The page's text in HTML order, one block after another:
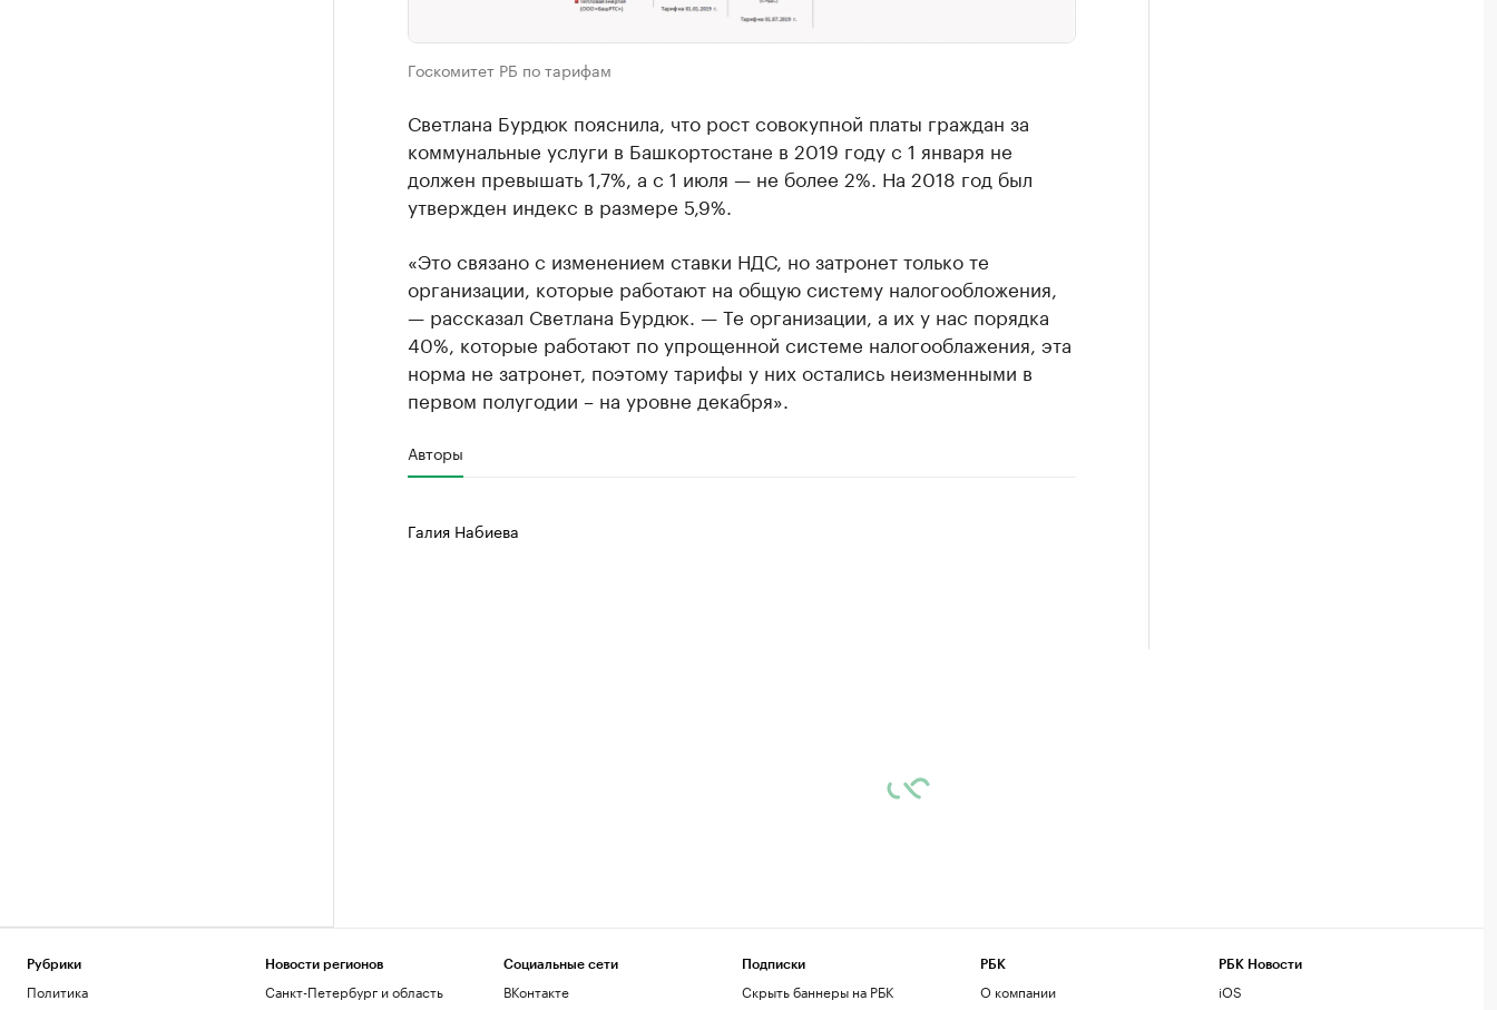
Госкомитет РБ по тарифам
Светлана Бурдюк пояснила, что рост совокупной платы граждан за
коммунальные услуги в Башкортостане в 2019 году с 1 января не
должен превышать 1,7%, а с 1 июля — не более 2%. На 2018 год был
утвержден индекс в размере 5,9%.
«Это связано с изменением ставки НДС, но затронет только те
организации, которые работают на общую систему налогообложения,
— рассказал Светлана Бурдюк. — Те организации, а их у нас порядка
40%, которые работают по упрощенной системе налогооблажения, эта
норма не затронет, поэтому тарифы у них остались неизменными в
первом полугодии – на уровне декабря».
Авторы
Галия Набиева
Рубрики
Политика
Новости регионов
Санкт-Петербург и область
Социальные сети
ВКонтакте
Подписки
Скрыть баннеры на РБК
РБК
О компании
РБК Новости
iOS